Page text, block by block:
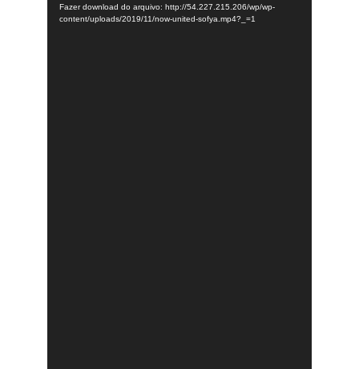
Fazer download do arquivo: http://54.227.215.206/wp/wp-
content/uploads/2019/11/now-united-sofya.mp4?_=1